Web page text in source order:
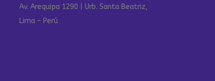
Av. Arequipa 1290 | Urb. Santa Beatriz,
Lima – Perú